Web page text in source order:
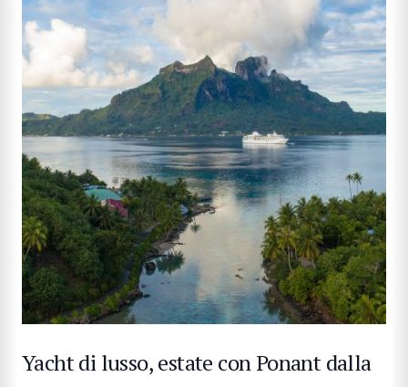
Yacht di lusso, estate con Ponant dalla